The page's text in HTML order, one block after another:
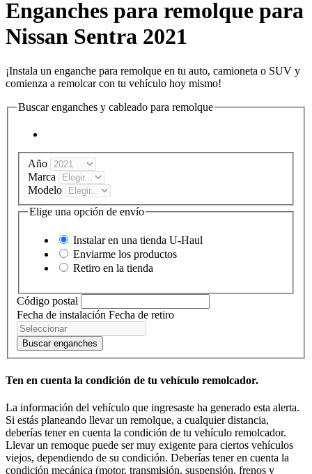
Enganches para remolque para
Nissan Sentra 2021
¡Instala un enganche para remolque en tu auto, camioneta o SUV y
comienza a remolcar con tu vehículo hoy mismo!
Buscar enganches y cableado para remolque
Año
Marca
Modelo
Elige una opción de envío
Instalar en una tienda U-Haul
Enviarme los productos
Retiro en la tienda
Código postal
Fecha de instalación Fecha de retiro
Buscar enganches
Ten en cuenta la condición de tu vehículo remolcador.
La información del vehículo que ingresaste ha generado esta alerta.
Si estás planeando llevar un remolque, a cualquier distancia,
deberías tener en cuenta la condición de tu vehículo remolcador.
Llevar un remoque puede ser muy exigente para ciertos vehículos
viejos, dependiendo de su condición. Deberías tener en cuenta la
condición mecánica (motor, transmisión, suspensión, frenos y